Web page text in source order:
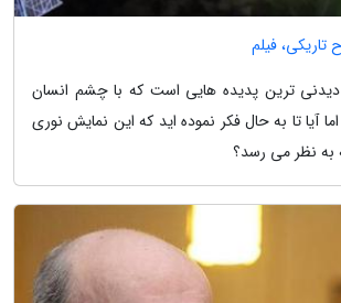
فیلم
ترین پدیده هایی است که با چشم انسان
آیا تا به حال فکر نموده اید که این نمایش نوری
به نظر می رسد؟